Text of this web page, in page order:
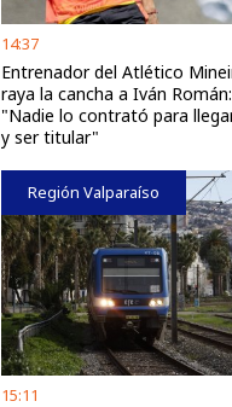
14:37
Entrenador del Atlético
raya la cancha a Iván Román:
"Nadie lo contrató para
y ser titular"
Región Valparaíso
15:11